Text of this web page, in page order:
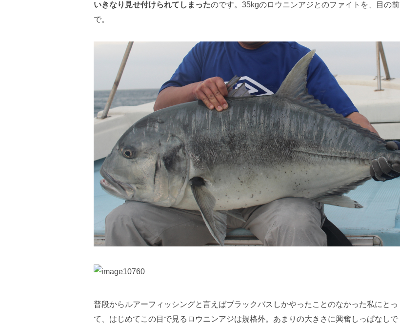
いきなり見せ付けられてしまったのです。35kgのロウニンアジとのファイトを、目の前
で。
普段からルアーフィッシングと言えばブラックバスしかやったことのなかった私にとっ
て、はじめてこの目で見るロウニンアジは規格外。あまりの大きさに興奮しっぱなしで